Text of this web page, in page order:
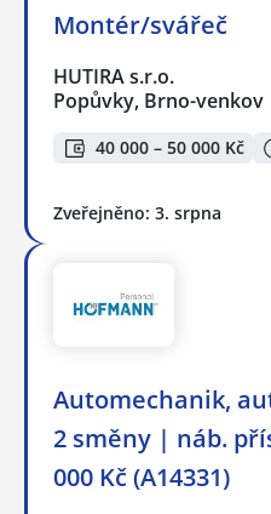
Montér/svářeč
HUTIRA s.r.o.
Popůvky, Brno-venkov
40 000 – 50 000 Kč
Zveřejněno: 3. srpna
Automechanik,
2 směny | náb.
000 Kč (A14331)